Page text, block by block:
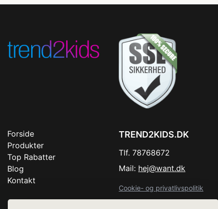
Forside
Produkter
Top Rabatter
Blog
Kontakt
TREND2KIDS.DK
Tlf. 78768672
Mail: hej@want.dk
Cookie- og privatlivspolitik